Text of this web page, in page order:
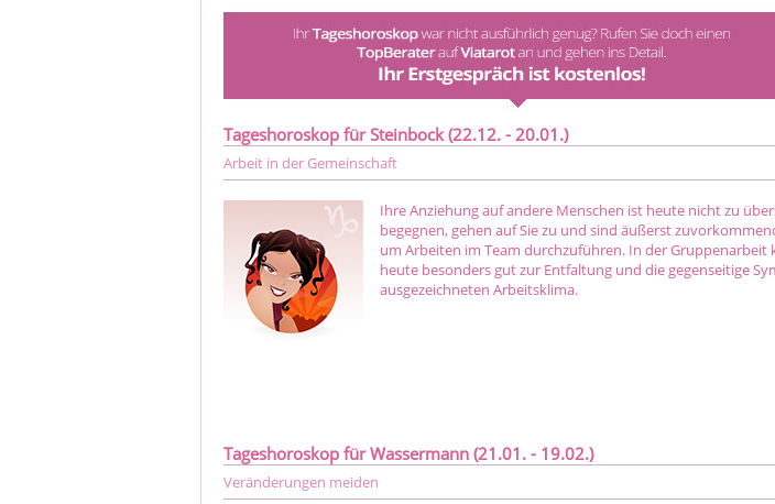
Tageshoroskop für Steinbock (22.12. - 20.01.)
Arbeit in der Gemeinschaft
Ihre Anziehung auf andere Menschen ist heute nicht zu
begegnen, gehen auf Sie zu und sind äußerst
um Arbeiten im Team durchzuführen. In der
heute besonders gut zur Entfaltung und die gegenseitige
ausgezeichneten Arbeitsklima.
Tageshoroskop für Wassermann (21.01. - 19.02.)
Veränderungen meiden